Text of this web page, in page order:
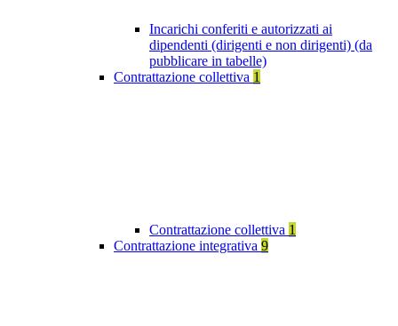
Incarichi conferiti e autorizzati ai
dipendenti (dirigenti e non dirigenti) (da
pubblicare in tabelle)
Contrattazione collettiva 1
Contrattazione collettiva 1
Contrattazione integrativa 9